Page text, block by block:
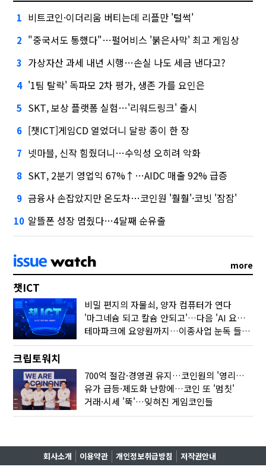
1 비트코인·이더리움 버티는데 리플만 '털썩'
2 "중국서도 통했다"…펄어비스 '붉은사막' 최고 게임상
3 가상자산 과세 내년 시행…손실 나도 세금 낸다고?
4 '1팀 탈락' 독파모 2차 평가, 생존 가를 요인은
5 SKT, 보상 플랫폼 실험…'리워드링크' 출시
6 [챗ICT]게임CD 열었더니 달랑 종이 한 장
7 넷마블, 신작 힘줬더니…수익성 오히려 악화
8 SKT, 2분기 영업익 67%↑…AIDC 매출 92% 급증
9 금융사 손잡았지만 온도차…코인원 '훨훨'·코빗 '잠잠'
10 알뜰폰 성장 멈췄다…4달째 순유출
more
챗ICT
비밀 편지의 자물쇠, 양자 컴퓨터가 연다
'마그네슘 되고 칼슘 안되고'…다음 'AI 요약' 갈 길은
테마파크에 요양원까지…이종사업 눈독 들이는 게임사
크립토워치
700억 절감·경영권 유지…코인원의 '영리한 딜'
유가 급등·제도화 난항에…코인 또 '멈칫'
거래·시세 '뚝'…잊혀진 게임코인들
회사소개 이용약관 개인정보취급방침 저작권안내